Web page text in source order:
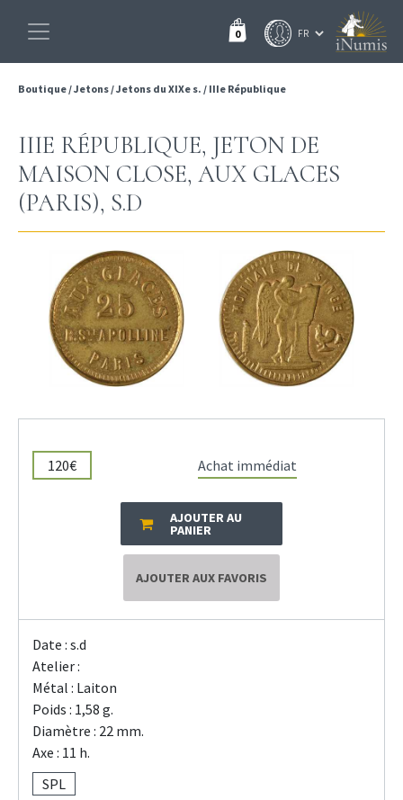
0
Boutique/Jetons/Jetons du XIXe s. / IIIe République
IIIE RÉPUBLIQUE, JETON DE
MAISON CLOSE, AUX GLACES
(PARIS), S.D
120€ Achat immédiat
AJOUTER AU
PANIER
AJOUTER AUX FAVORIS
Date : s.d
Atelier :
Métal : Laiton
Poids : 1,58 g.
Diamètre : 22 mm.
Axe : 11 h.
SPL